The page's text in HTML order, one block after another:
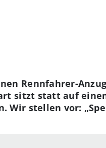
Rennfahrer-
sitzt statt auf
Wir stellen vor: „